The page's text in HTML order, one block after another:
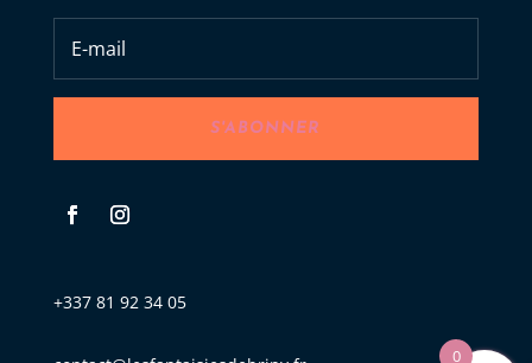
S'ABONNER
+337 81 92 34 05
0